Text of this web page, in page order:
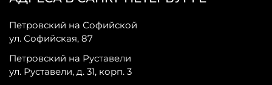
Петровский на Софийской
ул. Софийская, 87
Петровский на Руставели
ул. Руставели, д. 31, корп. 3